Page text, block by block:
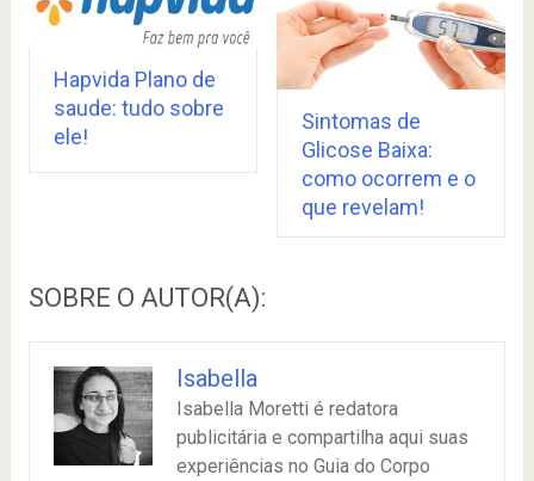
Hapvida Plano de
saude: tudo sobre
ele!
Sintomas de
Glicose Baixa:
como ocorrem e o
que revelam!
SOBRE O AUTOR(A):
Isabella
Isabella Moretti é redatora
publicitária e compartilha aqui suas
experiências no Guia do Corpo